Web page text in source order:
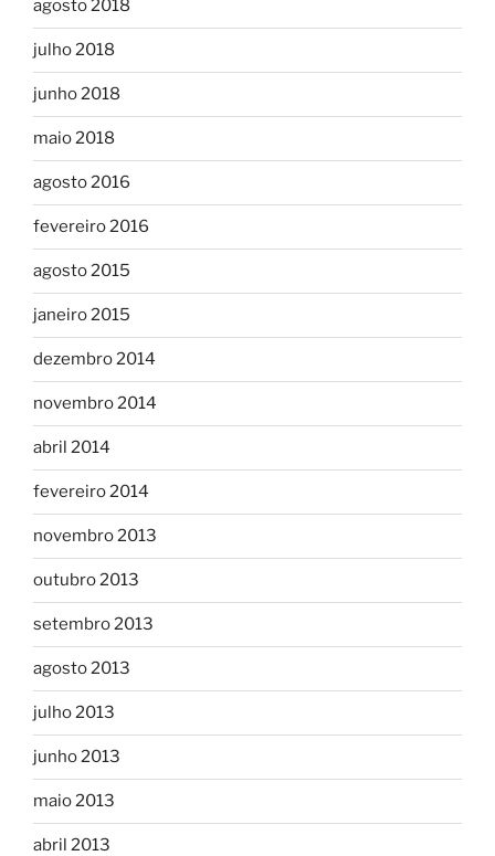
agosto 2018
julho 2018
junho 2018
maio 2018
agosto 2016
fevereiro 2016
agosto 2015
janeiro 2015
dezembro 2014
novembro 2014
abril 2014
fevereiro 2014
novembro 2013
outubro 2013
setembro 2013
agosto 2013
julho 2013
junho 2013
maio 2013
abril 2013